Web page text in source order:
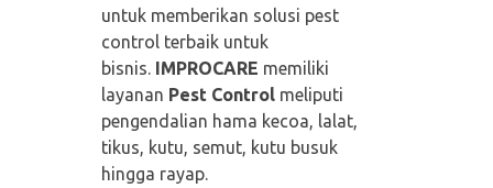
untuk memberikan solusi pest
control terbaik untuk
bisnis. IMPROCARE memiliki
layanan Pest Controlmeliputi
pengendalian hama kecoa, lalat,
tikus, kutu, semut, kutu busuk
hingga rayap.